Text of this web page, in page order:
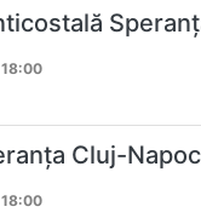
18:00
Cluj-
18:00